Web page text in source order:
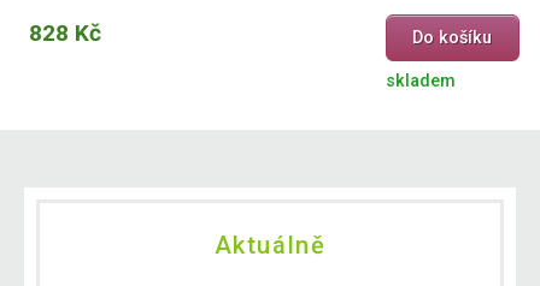
828 Kč Do košíku
skladem
Aktuálně